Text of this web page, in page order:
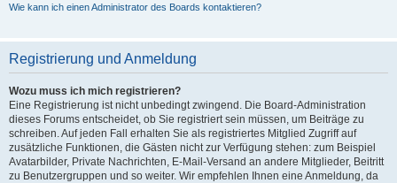
Wie kann ich einen Administrator des Boards kontaktieren?
Registrierung und Anmeldung
Wozu muss ich mich registrieren?
Eine Registrierung ist nicht unbedingt zwingend. Die Board-Administration
dieses Forums entscheidet, ob Sie registriert sein müssen, um Beiträge zu
schreiben. Auf jeden Fall erhalten Sie als registriertes Mitglied Zugriff auf
zusätzliche Funktionen, die Gästen nicht zur Verfügung stehen: zum Beispiel
Avatarbilder, Private Nachrichten, E-Mail-Versand an andere Mitglieder, Beitritt
zu Benutzergruppen und so weiter. Wir empfehlen Ihnen eine Anmeldung, da